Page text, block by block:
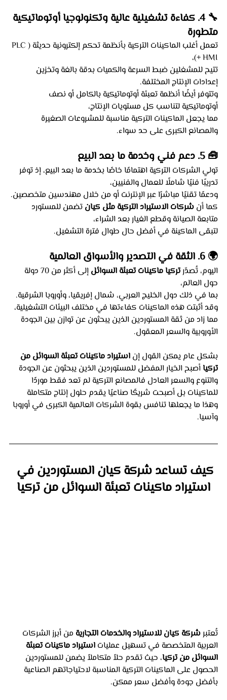
🔧 4. كفاءة تشغيلية عالية وتكنولوجيا أوتوماتيكية
متطورة
تعمل أغلب الماكينات التركية بأنظمة تحكم إلكترونية حديثة (PLC
+ HMI)،
تتيح للمشغلين ضبط السرعة والكميات بدقة بالغة وتخزين
إعدادات الإنتاج المختلفة.
وتتوفر أيضًا أنظمة تعبئة أوتوماتيكية بالكامل أو نصف
أوتوماتيكية لتناسب كل مستويات الإنتاج،
مما يجعل الماكينات التركية مناسبة للمشروعات الصغيرة
والمصانع الكبرى على حد سواء.
🧰 5. دعم فني وخدمة ما بعد البيع
تولي الشركات التركية اهتمامًا خاصًا بخدمة ما بعد البيع، إذ توفر
تدريبًا فنيًا شاملًا للعمال والفنيين،
ودعمًا تقنيًا مباشرًا عبر الإنترنت أو من خلال مهندسين متخصصين.
كما أن شركات الاستيراد التركية مثل كيان تضمن للمستورد
متابعة الصيانة وقطع الغيار بعد الشراء،
لتبقى الماكينة في أفضل حال طوال فترة التشغيل.
🌍 6. الثقة في التصدير والأسواق العالمية
اليوم، تُصدّر تركيا ماكينات تعبئة السوائل
إلى أكثر من 70 دولة
حول العالم،
بما في ذلك دول الخليج العربي، شمال إفريقيا، وأوروبا الشرقية.
وقد أثبتت هذه الماكينات كفاءتها في مختلف البيئات التشغيلية،
مما زاد من ثقة المستوردين الذين يبحثون عن توازن بين الجودة
الأوروبية والسعر المعقول.
بشكل عام يمكن القول إن استيراد ماكينات تعبئة السوائل من
تركيا أصبح الخيار المفضل للمستوردين الذين يبحثون عن الجودة
والتنوع والسعر العادل فالمصانع التركية لم تعد فقط موردًا
للماكينات بل أصبحت شريكًا صناعيًا يقدم حلول إنتاج متكاملة
وهذا ما يجعلها تنافس بقوة الشركات العالمية الكبرى في أوروبا
وآسيا.
كيف تساعد شركة كيان المستوردين في
استيراد ماكينات تعبئة السوائل من تركيا
تُعتبر شركة كيان للاستيراد والخدمات التجارية من أبرز الشركات
العربية المتخصصة في تسهيل عمليات استيراد ماكينات تعبئة
السوائل من تركيا، حيث تقدم حلاً متكاملاً يضمن للمستوردين
الحصول على الماكينات التركية المناسبة لاحتياجاتهم الصناعية
بأفضل جودة وأفضل سعر ممكن.